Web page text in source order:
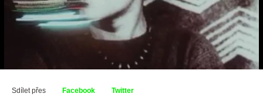
Sdílet přes Facebook Twitter